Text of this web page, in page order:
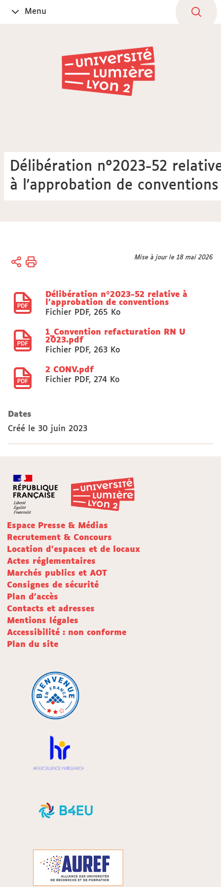
OuvrirMenu
Délibération n°2023-52
à l'approbation de conventions
Vous
Accueil
Mise à jour le 18 mai 2026
Délibération n°2023-52 relative à
l'approbation de conventions
Fichier PDF, 265 Ko
1_Convention refacturation RN U
2023.pdf
Fichier PDF, 263 Ko
2 CONV.pdf
Fichier PDF, 274 Ko
Dates
Créé le 30 juin 2023
Espace Presse & Médias
Recrutement & Concours
Location d'espaces et de locaux
Actes réglementaires
Marchés publics et AOT
Consignes de sécurité
Plan d'accès
Contacts et adresses
Mentions légales
Accessibilité : non conforme
Plan du site